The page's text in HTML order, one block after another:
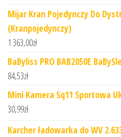
Mijar Kran Pojedynczy Do
(Kranpojedynczy)
1 363,00zł
BaByliss PRO BAB2050E
84,53zł
Mini Kamera Sq11 Sportowa
30,99zł
Karcher ładowarka do WV